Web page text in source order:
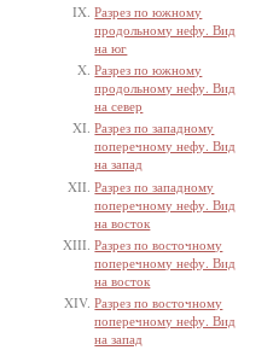
Разрез по южному
продольному нефу. Вид
на юг
Разрез по южному
продольному нефу. Вид
на север
Разрез по западному
поперечному нефу. Вид
на запад
Разрез по западному
поперечному нефу. Вид
на восток
Разрез по восточному
поперечному нефу. Вид
на восток
Разрез по восточному
поперечному нефу. Вид
на запад